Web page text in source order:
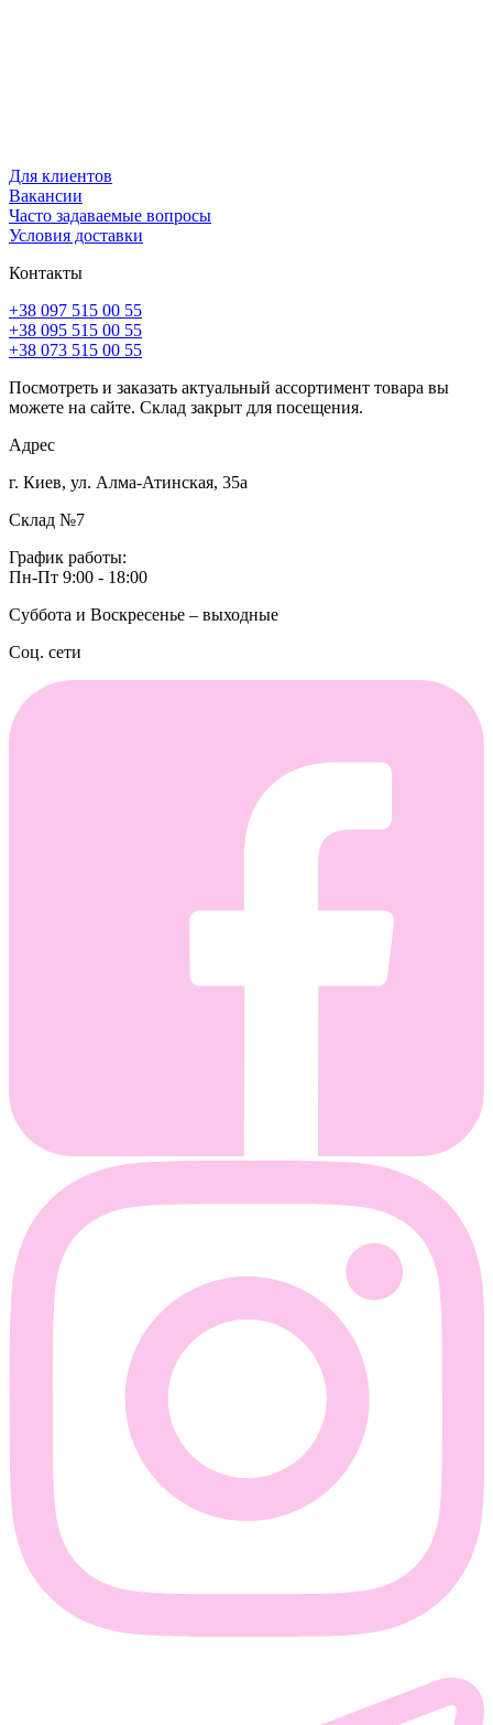
Для клиентов
Вакансии
Часто задаваемые вопросы
Условия доставки
Контакты
+38 097 515 00 55
+38 095 515 00 55
+38 073 515 00 55
Посмотреть и заказать актуальный ассортимент товара вы
можете на сайте. Склад закрыт для посещения.
Адрес
г. Киев, ул. Алма-Атинская, 35а
Склад №7
График работы:
Пн-Пт 9:00 - 18:00
Суббота и Воскресенье – выходные
Соц. сети